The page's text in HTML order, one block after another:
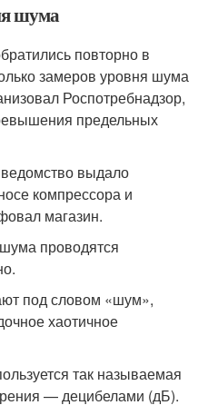
шума
повторно в
замеров уровня шума
Роспотребнадзор,
предельных
выдало
компрессора и
магазин.
проводятся
под словом «шум»,
хаотичное
так называемая
— децибелами (дБ).